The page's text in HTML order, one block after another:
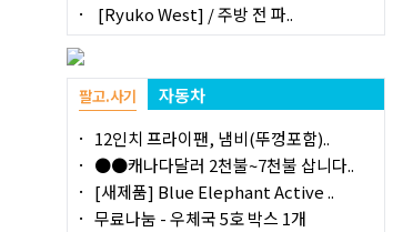
[Ryuko West] / 주방 전 파..
팔고.사기
자동차
12인치 프라이팬, 냄비(뚜껑포함)..
●●캐나다달러 2천불~7천불 삽니다..
[새제품] Blue Elephant Active ..
무료나눔 - 우체국 5호 박스 1개